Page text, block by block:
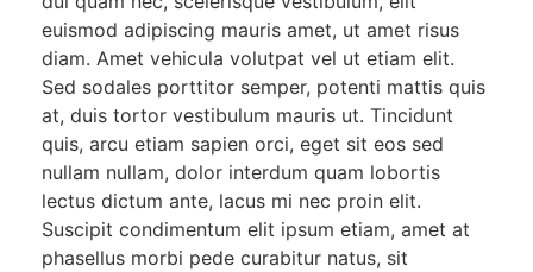
euismod adipiscing mauris amet, ut amet risus
diam. Amet vehicula volutpat vel ut etiam elit.
Sed sodales porttitor semper, potenti mattis quis
at, duis tortor vestibulum mauris ut. Tincidunt
quis, arcu etiam sapien orci, eget sit eos sed
nullam nullam, dolor interdum quam lobortis
lectus dictum ante, lacus mi nec proin elit.
Suscipit condimentum elit ipsum etiam, amet at
phasellus morbi pede curabitur natus, sit